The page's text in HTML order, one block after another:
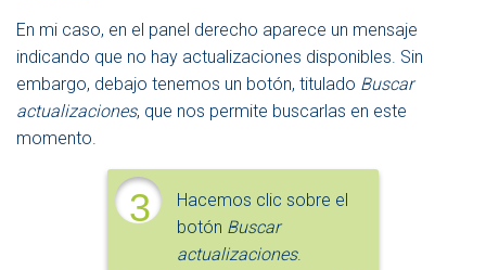
En mi caso, en el panel derecho aparece un mensaje
indicando que no hay actualizaciones disponibles. Sin
embargo, debajo tenemos un botón, titulado Buscar
actualizaciones, que nos permite buscarlas en este
momento.
3
Hacemos clic sobre el
botón Buscar
actualizaciones.